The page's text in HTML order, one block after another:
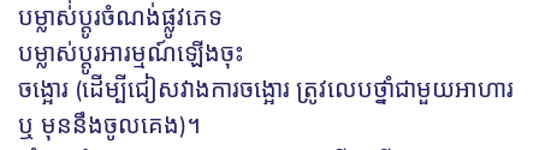
បម្លាស់់ប្តូរចំណង់ផ្លូវភេទ
បម្លាស់ប្តូរអារម្មណ៍ឡើងចុះ
ចង្អោរ (ដើម្បីជៀសវាងការចង្អោរ ត្រូវលេបថ្នាំជាមួយអាហារ
ឬ មុននឹងចូលគេង)។